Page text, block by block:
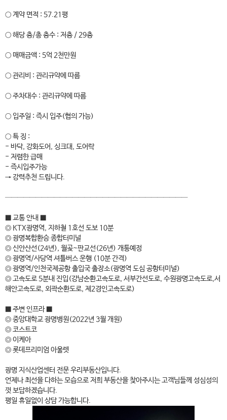
○ 계약 면적 : 57.21평
○ 해당 층/총 층수 : 저층 / 29층
○ 매매금액 : 5억 2천만원
○ 관리비 : 관리규약에 따름
○ 주차대수 : 관리규약에 따름
○ 입주일 : 즉시 입주(협의 가능)
○ 특 징 :
- 바닥, 강화도어, 싱크대, 도어락
- 저렴한 급매
- 즉시입주가능
→ 강력추천 드립니다.
──────────────────────────────
■ 교통 안내 ■
◎ KTX광명역, 지하철 1호선 도보 10분
◎ 광명복합환승 종합터미널
◎ 신안산선(24년), 월곶~판교선(26년) 개통예정
◎ 광명역/사당역 셔틀버스 운행 (10분 간격)
◎ 광명역/인천국제공항 출입국 출장소(광명역 도심 공항터미널)
◎ 고속도로 5분내 진입(강남순환고속도로, 서부간선도로, 수원광명고속도로,서
해안고속도로, 외곽순환도로, 제2경인고속도로)
■ 주변 인프라 ■
◎ 중앙대학교 광명병원(2022년 3월 개원)
◎ 코스트코
◎ 이케아
◎ 롯데프리미엄 아울렛
광명 지식산업센터 전문 우리부동산입니다.
언제나 최선을 다하는 모습으로 저희 부동산을 찾아주시는 고객님들께 성심성의
껏 보답하겠습니다.
평일 휴일없이 상담 가능합니다.